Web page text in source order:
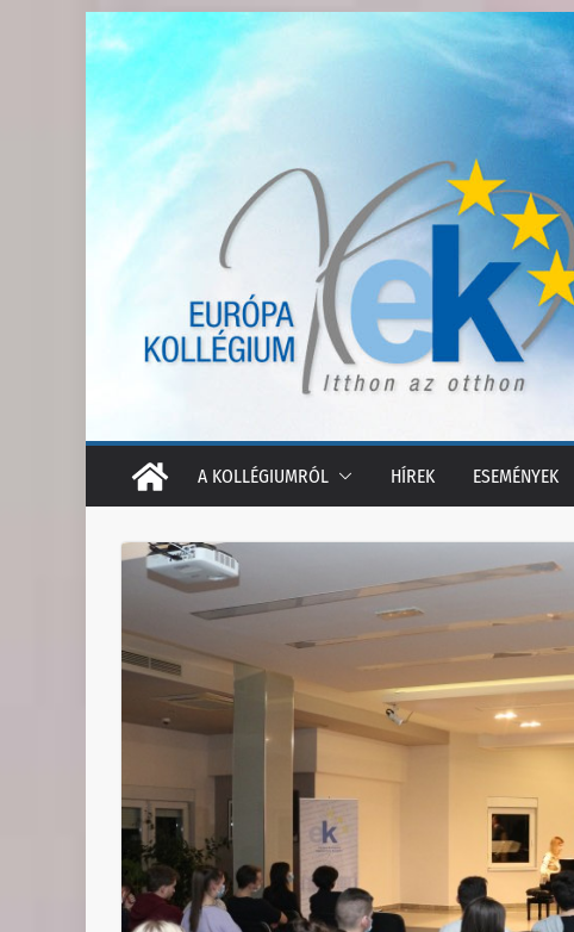
to
content
A KOLLÉGIUMRÓL HÍREK ESEMÉNYEK